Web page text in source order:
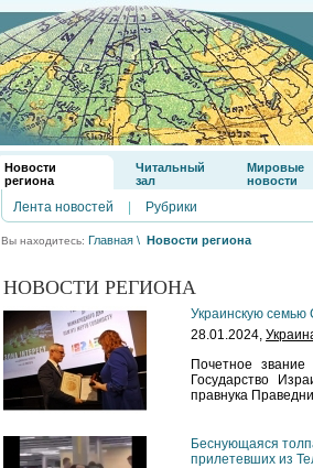
Новости
региона
Читальный
зал
Мировые
новости
Лента новостей Рубрики
Вы находитесь: Главная \ Новости региона
НОВОСТИ РЕГИОНА
Украинскую семью
28.01.2024,
Почетное
Государство
правнука
Беснующаяся
прилетевших из